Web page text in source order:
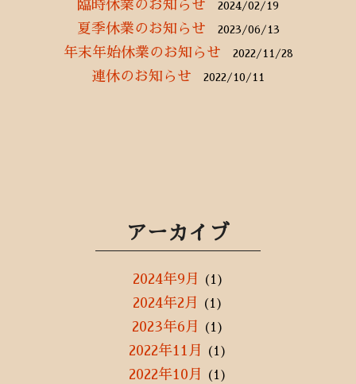
臨時休業のお知らせ 2024/02/19
夏季休業のお知らせ 2023/06/13
年末年始休業のお知らせ 2022/11/28
連休のお知らせ 2022/10/11
アーカイブ
2024年9月 (1)
2024年2月 (1)
2023年6月 (1)
2022年11月 (1)
2022年10月 (1)